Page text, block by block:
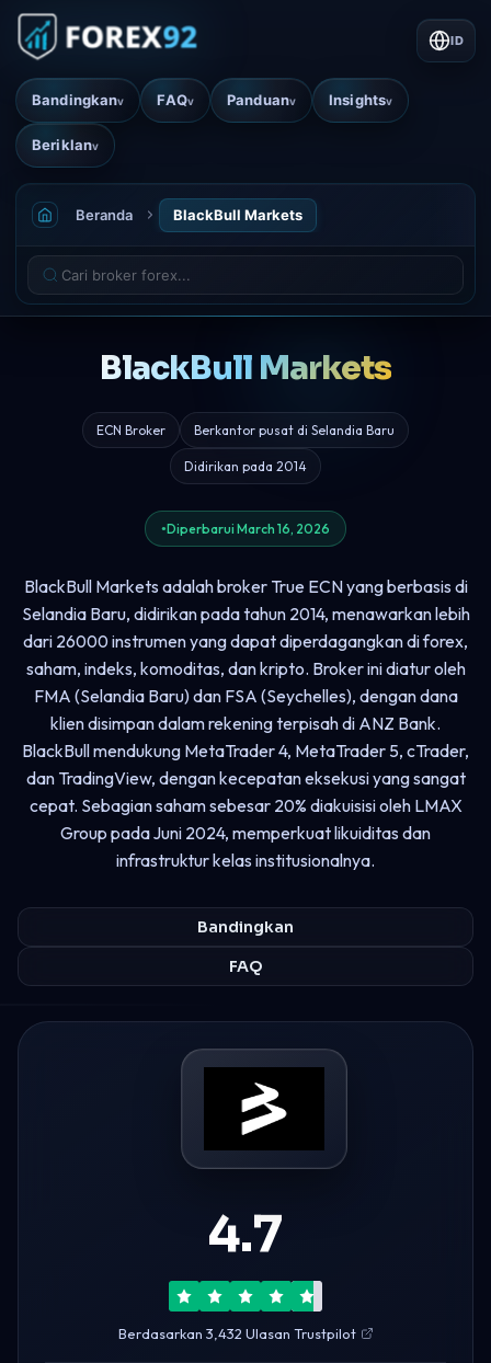
Bandingkanv FAQv Panduanv Insightsv
Beriklanv
ID
Beranda BlackBull Markets
BlackBull Markets
ECN Broker Berkantor pusat di Selandia Baru
Didirikan pada 2014
Diperbarui March 16, 2026
BlackBull Markets adalah broker True ECN yang berbasis di
Selandia Baru, didirikan pada tahun 2014, menawarkan lebih
dari 26000 instrumen yang dapat diperdagangkan di forex,
saham, indeks, komoditas, dan kripto. Broker ini diatur oleh
FMA (Selandia Baru) dan FSA (Seychelles), dengan dana
klien disimpan dalam rekening terpisah di ANZ Bank.
BlackBull mendukung MetaTrader 4, MetaTrader 5, cTrader,
dan TradingView, dengan kecepatan eksekusi yang sangat
cepat. Sebagian saham sebesar 20% diakuisisi oleh LMAX
Group pada Juni 2024, memperkuat likuiditas dan
infrastruktur kelas institusionalnya.
Bandingkan
FAQ
4.7
Berdasarkan 3,432 Ulasan Trustpilot